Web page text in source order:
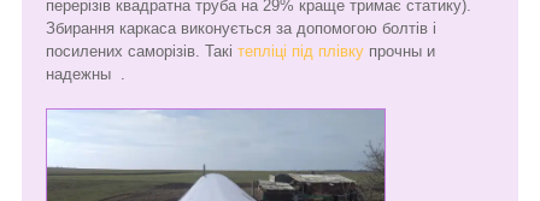
перерізів квадратна труба на 29% краще тримає статику).
Збирання каркаса виконується за допомогою болтів і
посилених саморізів. Такі тепліці під плівку прочны и
надежны .